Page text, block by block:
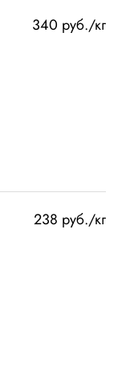
340 руб./кг
238 руб./кг